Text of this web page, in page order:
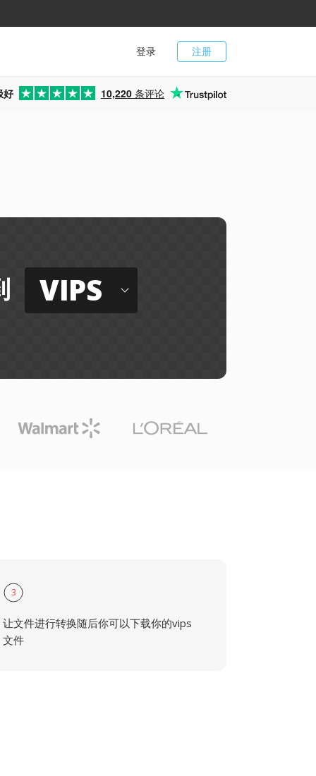
注册
登录
好 10,220 条评论
VIPS
3
让文件进行转换随后你可以下载你的vips
文件